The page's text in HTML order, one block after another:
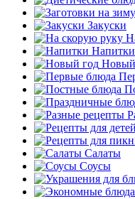
Закуски
Напитки
Салаты
Соусы